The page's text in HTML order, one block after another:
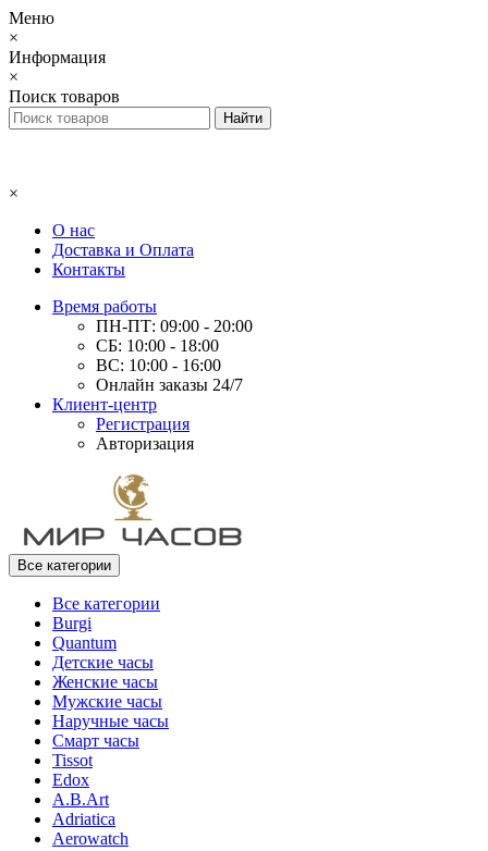
Меню
×
Информация
×
Поиск товаров
×
О нас
Доставка и Оплата
Контакты
Время работы
ПН-ПТ: 09:00 - 20:00
СБ: 10:00 - 18:00
ВС: 10:00 - 16:00
Онлайн заказы 24/7
Клиент-центр
Регистрация
Авторизация
Все категории
Все категории
Burgi
Quantum
Детские часы
Женские часы
Мужские часы
Наручные часы
Смарт часы
Tissot
Edox
A.B.Art
Adriatica
Aerowatch